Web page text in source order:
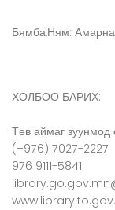
Бямба,Ням:
ХОЛБОО БАРИХ:
Төв аймаг
(+976) 7027-2227
976 9111-5841